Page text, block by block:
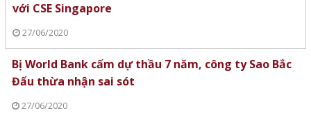
với CSE Singapore
27/06/2020
Bị World Bank cấm dự thầu 7 năm, công ty Sao Bắc
Đẩu thừa nhận sai sót
27/06/2020